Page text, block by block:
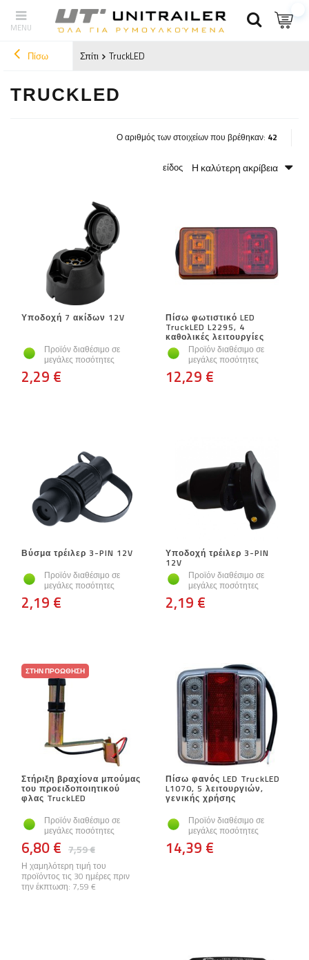
Πίσω Σπίτι TruckLED
TRUCKLED
Ο αριθμός των στοιχείων που βρέθηκαν: 42
είδος Η καλύτερη ακρίβεια
Υποδοχή 7 ακίδων 12V
Προϊόν διαθέσιμο σε
μεγάλες ποσότητες
2,29 €
Πίσω φωτιστικό LED
TruckLED L2295, 4
καθολικές λειτουργίες
Προϊόν διαθέσιμο σε
μεγάλες ποσότητες
12,29 €
Βύσμα τρέιλερ 3-PIN 12V
Προϊόν διαθέσιμο σε
μεγάλες ποσότητες
2,19 €
Υποδοχή τρέιλερ 3-PIN
12V
Προϊόν διαθέσιμο σε
μεγάλες ποσότητες
2,19 €
ΣΤΗΝ ΠΡΟΏΘΗΣΗ
Στήριξη βραχίονα μπούμας
του προειδοποιητικού
φλας TruckLED
Προϊόν διαθέσιμο σε
μεγάλες ποσότητες
7,59 €
6,80 €
Η χαμηλότερη τιμή του
προϊόντος τις 30 ημέρες πριν
την έκπτωση: 7,59 €
Πίσω φανός LED TruckLED
L1070, 5 λειτουργιών,
γενικής χρήσης
Προϊόν διαθέσιμο σε
μεγάλες ποσότητες
14,39 €